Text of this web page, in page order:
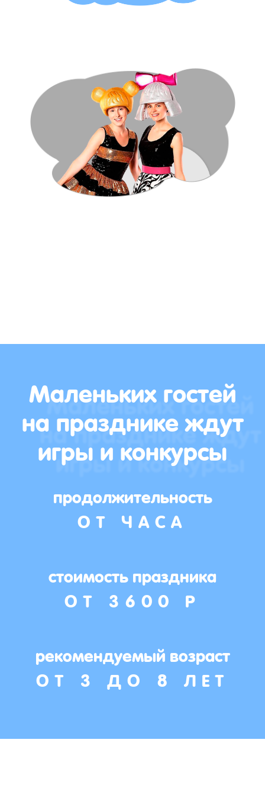
Маленьких гостей
на празднике ждут
игры и конкурсы
продолжительность
ОТ ЧАСА
стоимость праздника
ОТ 3600 Р
рекомендуемый возраст
ОТ 3 ДО 8 ЛЕТ